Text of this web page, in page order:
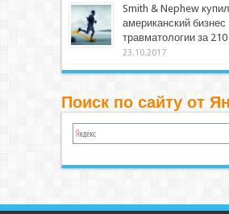
Smith & Nephew
американский бизнес
травматологии за
23.10.2017
Поиск по сайту от